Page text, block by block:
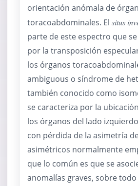
orientación anómala de
toracoabdominales. El situs
parte de este espectro que
por la transposición
los órganos
ambiguous o síndrome de
también conocido como
se caracteriza por la
los órganos del lado
con pérdida de la asimetría
asimétricos normalmente
que lo común es que se
anomalías graves, sobre